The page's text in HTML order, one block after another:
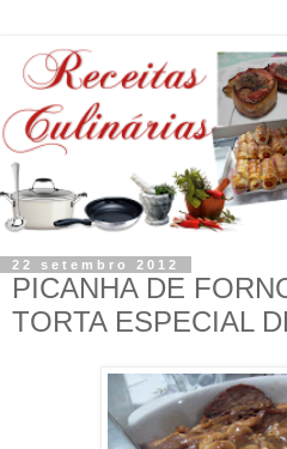
22 setembro 2012
PICANHA DE
TORTA ESPECIAL